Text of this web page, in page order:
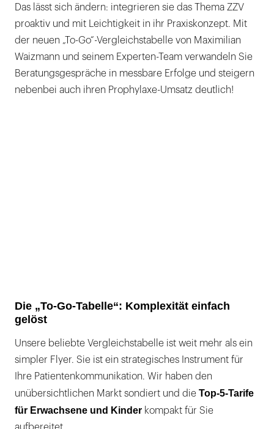
Das lässt sich ändern: integrieren sie das Thema ZZV
proaktiv und mit Leichtigkeit in ihr Praxiskonzept. Mit
der neuen „To-Go“-Vergleichstabelle von Maximilian
Waizmann und seinem Experten-Team verwandeln Sie
Beratungsgespräche in messbare Erfolge und steigern
nebenbei auch ihren Prophylaxe-Umsatz deutlich!
Die „To-Go-Tabelle“: Komplexität einfach
gelöst
Unsere beliebte Vergleichstabelle ist weit mehr als ein
simpler Flyer. Sie ist ein strategisches Instrument für
Ihre Patientenkommunikation. Wir haben den
unübersichtlichen Markt sondiert und die Top-5-Tarife
für Erwachsene und Kinder kompakt für Sie
aufbereitet.